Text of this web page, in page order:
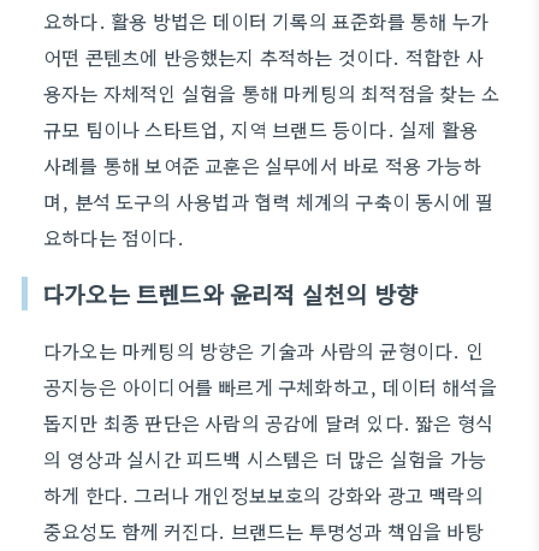
요하다. 활용 방법은 데이터 기록의 표준화를 통해 누가
어떤 콘텐츠에 반응했는지 추적하는 것이다. 적합한 사
용자는 자체적인 실험을 통해 마케팅의 최적점을 찾는 소
규모 팀이나 스타트업, 지역 브랜드 등이다. 실제 활용
사례를 통해 보여준 교훈은 실무에서 바로 적용 가능하
며, 분석 도구의 사용법과 협력 체계의 구축이 동시에 필
요하다는 점이다.
다가오는 트렌드와 윤리적 실천의 방향
다가오는 마케팅의 방향은 기술과 사람의 균형이다. 인
공지능은 아이디어를 빠르게 구체화하고, 데이터 해석을
돕지만 최종 판단은 사람의 공감에 달려 있다. 짧은 형식
의 영상과 실시간 피드백 시스템은 더 많은 실험을 가능
하게 한다. 그러나 개인정보보호의 강화와 광고 맥락의
중요성도 함께 커진다. 브랜드는 투명성과 책임을 바탕